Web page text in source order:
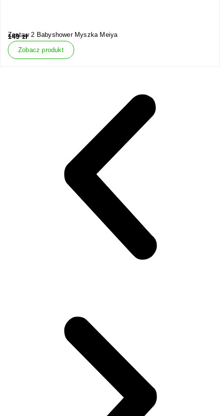
Zestaw 2 Babyshower Myszka Meiya
149zł
Zobacz produkt